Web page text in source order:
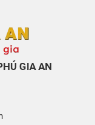
GIA AN